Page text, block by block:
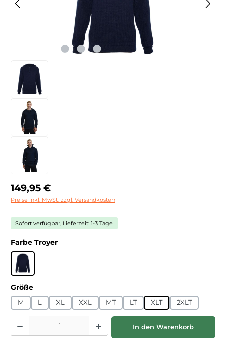
Regulärer Preis:
149,95 €
Preise inkl. MwSt. zzgl. Versandkosten
Sofort verfügbar, Lieferzeit: 1-3 Tage
Farbe Troyerauswählen
Marine
Größeauswählen
M L XL XXL MT LT XLT 2XLT
Produkt Anzahl: Gib den gewünschten Wert ein oder benutze die
In den Warenkorb